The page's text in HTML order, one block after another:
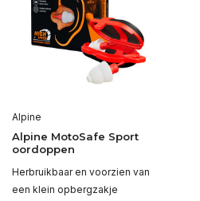
Alpine
Alpine MotoSafe Sport
oordoppen
Herbruikbaar en voorzien van
een klein opbergzakje